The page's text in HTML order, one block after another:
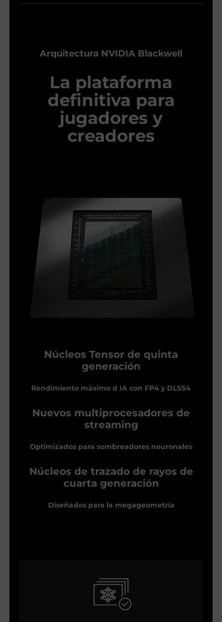
Arquitectura NVIDIA Blackwell
La plataforma
definitiva para
jugadores y
creadores
Núcleos Tensor de quinta
generación
Rendimiento máximo d IA con FP4 y DLSS4
Nuevos multiprocesadores de
streaming
Optimizados para sombreadores neuronales
Núcleos de trazado de rayos de
cuarta generación
Diseñados para la megageometría